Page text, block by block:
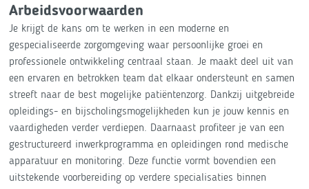
Arbeidsvoorwaarden
Je krijgt de kans om te werken in een moderne en
gespecialiseerde zorgomgeving waar persoonlijke groei en
professionele ontwikkeling centraal staan. Je maakt deel uit van
een ervaren en betrokken team dat elkaar ondersteunt en samen
streeft naar de best mogelijke patiëntenzorg. Dankzij uitgebreide
opleidings- en bijscholingsmogelijkheden kun je jouw kennis en
vaardigheden verder verdiepen. Daarnaast profiteer je van een
gestructureerd inwerkprogramma en opleidingen rond medische
apparatuur en monitoring. Deze functie vormt bovendien een
uitstekende voorbereiding op verdere specialisaties binnen